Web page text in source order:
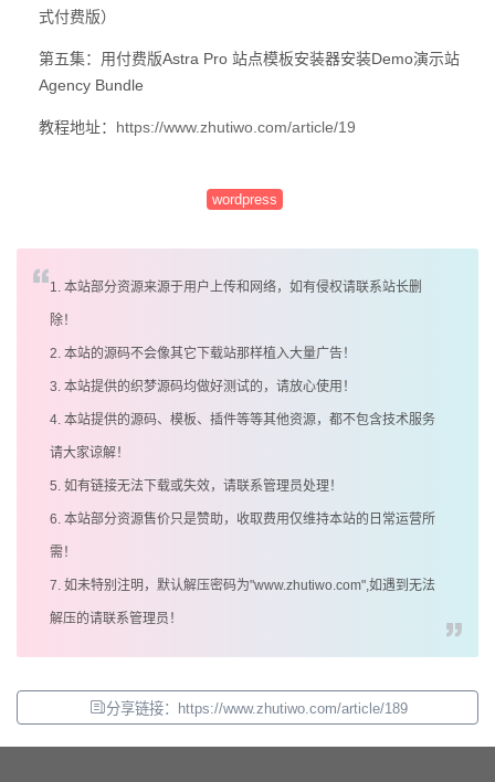
式付费版）
第五集：用付费版Astra Pro 站点模板安装器安装Demo演示站
Agency Bundle
教程地址： https://www.zhutiwo.com/article/19
wordpress
1. 本站部分资源来源于用户上传和网络，如有侵权请联系站长删
除！
2. 本站的源码不会像其它下载站那样植入大量广告！
3. 本站提供的织梦源码均做好测试的，请放心使用！
4. 本站提供的源码、模板、插件等等其他资源，都不包含技术服务
请大家谅解！
5. 如有链接无法下载或失效，请联系管理员处理！
6. 本站部分资源售价只是赞助，收取费用仅维持本站的日常运营所
需！
7. 如未特别注明，默认解压密码为"www.zhutiwo.com",如遇到无法
解压的请联系管理员！
分享链接：https://www.zhutiwo.com/article/189